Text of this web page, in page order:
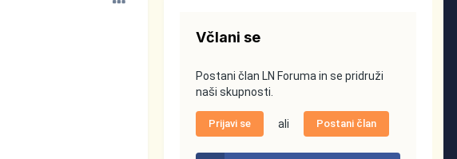
Včlani se
Postani član LN Foruma in se pridruži
naši skupnosti.
Prijavi se ali Postani član